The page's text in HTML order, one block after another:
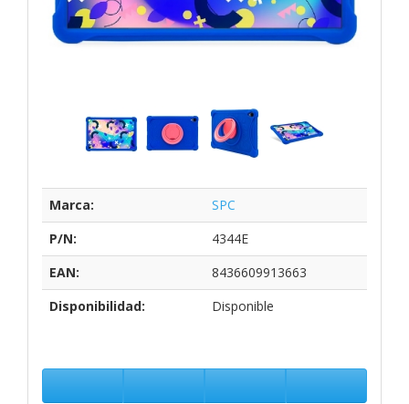
Marca:
SPC
P/N:
4344E
EAN:
8436609913663
Disponibilidad:
Disponible